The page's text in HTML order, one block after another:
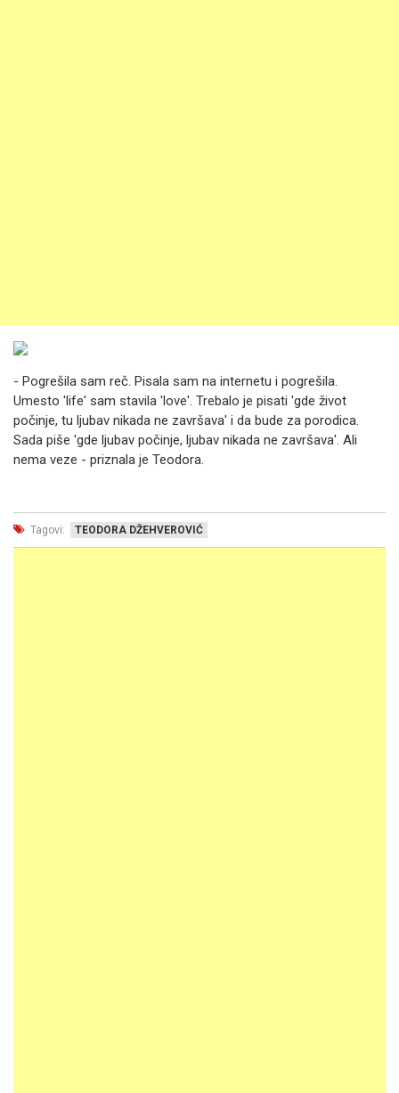
- Pogrešila sam reč. Pisala sam na internetu i pogrešila.
Umesto 'life' sam stavila 'love'. Trebalo je pisati 'gde život
počinje, tu ljubav nikada ne završava' i da bude za porodica.
Sada piše 'gde ljubav počinje, ljubav nikada ne završava'. Ali
nema veze - priznala je Teodora.
Tagovi: TEODORA DŽEHVEROVIĆ